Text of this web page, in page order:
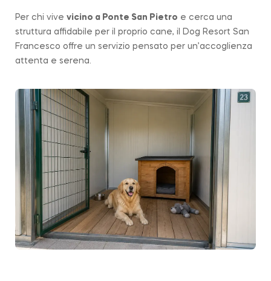
Per chi vive vicino a Ponte San Pietro e cerca una
struttura affidabile per il proprio cane, il Dog Resort San
Francesco offre un servizio pensato per un’accoglienza
attenta e serena.